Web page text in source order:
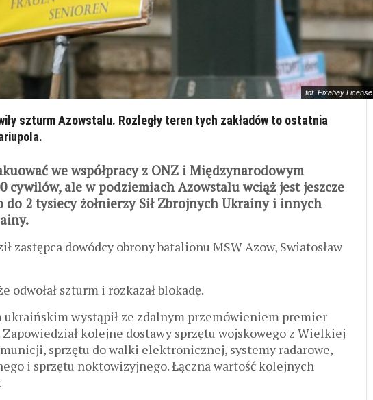
fot. Pixabay License
szturm Azowstalu. Rozległy teren tych zakładów to ostatnia
we współpracy z ONZ i Międzynarodowym
cywilów, ale w podziemiach Azowstalu wciąż jest jeszcze
do 2 tysiecy żołnierzy Sił Zbrojnych Ukrainy i innych
zastępca dowódcy obrony batalionu MSW Azow, Swiatosław
szturm i rozkazał blokadę.
wystąpił ze zdalnym przemówieniem premier
kolejne dostawy sprzętu wojskowego z Wielkiej
sprzętu do walki elektronicznej, systemy radarowe,
i sprzętu noktowizyjnego. Łączna wartość kolejnych